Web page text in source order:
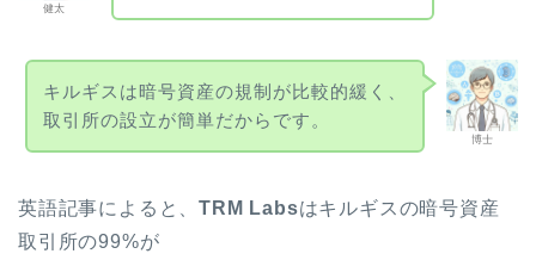
健太
博士
キルギスは暗号資産の規制が比較的緩く、
取引所の設立が簡単だからです。
英語記事によると、TRM Labsはキルギスの暗号資産
取引所の99%が